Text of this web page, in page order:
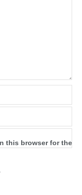
this browser for the